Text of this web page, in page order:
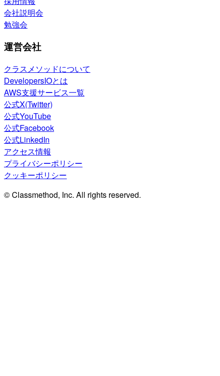
会社説明会
勉強会
運営会社
クラスメソッドについて
DevelopersIOとは
AWS支援サービス一覧
公式X(Twitter)
公式YouTube
公式Facebook
公式LinkedIn
アクセス情報
プライバシーポリシー
クッキーポリシー
© Classmethod, Inc. All rights reserved.